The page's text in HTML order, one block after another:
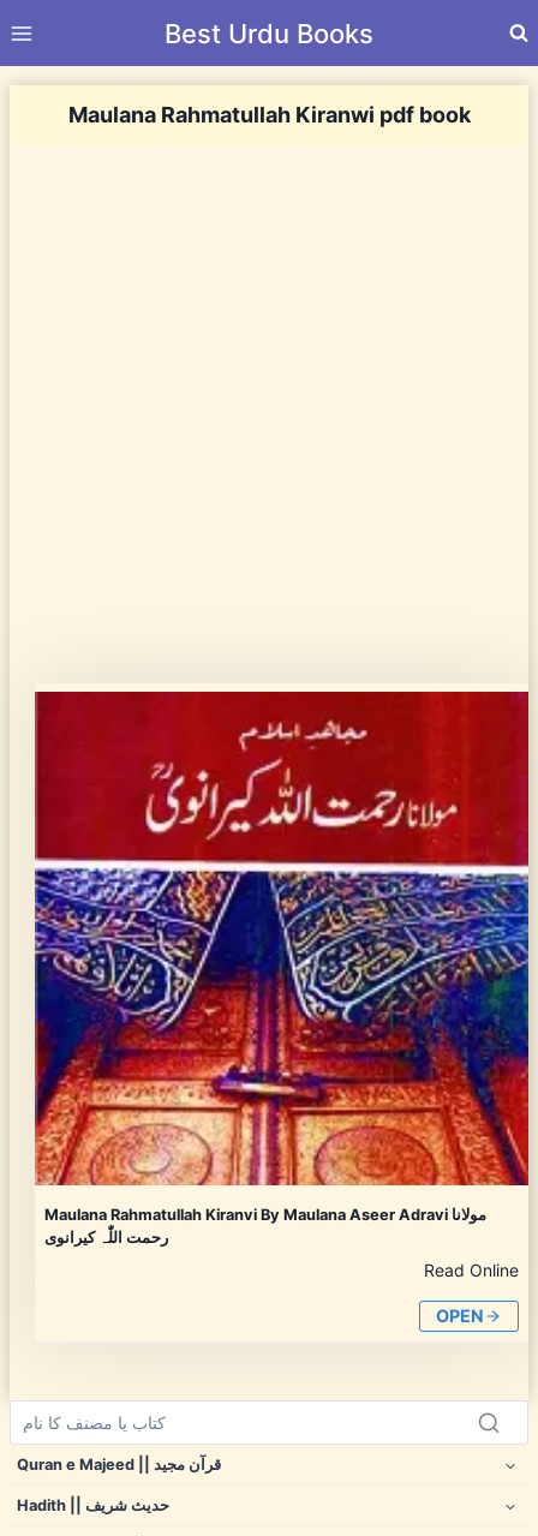
to
Best Urdu Books
Maulana Rahmatullah Kiranwi pdf book
Maulana Rahmatullah Kiranvi By Maulana Aseer Adravi مولانا
رحمت اللّٰہ کیرانوی
Read Online
OPEN
Quran e Majeed || قرآن مجید
Hadith || حدیث شریف